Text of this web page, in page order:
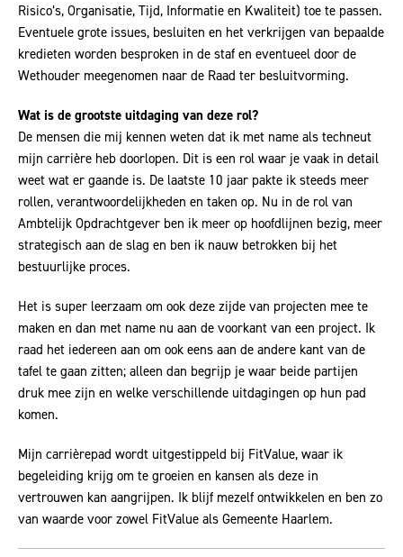
Risico’s, Organisatie, Tijd, Informatie en Kwaliteit) toe te passen.
Eventuele grote issues, besluiten en het verkrijgen van bepaalde
kredieten worden besproken in de staf en eventueel door de
Wethouder meegenomen naar de Raad ter besluitvorming.
Wat is de grootste uitdaging van deze rol?
De mensen die mij kennen weten dat ik met name als techneut
mijn carrière heb doorlopen. Dit is een rol waar je vaak in detail
weet wat er gaande is. De laatste 10 jaar pakte ik steeds meer
rollen, verantwoordelijkheden en taken op. Nu in de rol van
Ambtelijk Opdrachtgever ben ik meer op hoofdlijnen bezig, meer
strategisch aan de slag en ben ik nauw betrokken bij het
bestuurlijke proces.
Het is super leerzaam om ook deze zijde van projecten mee te
maken en dan met name nu aan de voorkant van een project. Ik
raad het iedereen aan om ook eens aan de andere kant van de
tafel te gaan zitten; alleen dan begrijp je waar beide partijen
druk mee zijn en welke verschillende uitdagingen op hun pad
komen.
Mijn carrièrepad wordt uitgestippeld bij FitValue, waar ik
begeleiding krijg om te groeien en kansen als deze in
vertrouwen kan aangrijpen. Ik blijf mezelf ontwikkelen en ben zo
van waarde voor zowel FitValue als Gemeente Haarlem.